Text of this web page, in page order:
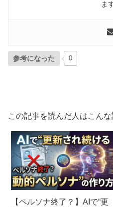
ま
参考になった 0
この記事を読んだ人はこん
【ペルソナ終了？】AIで“更